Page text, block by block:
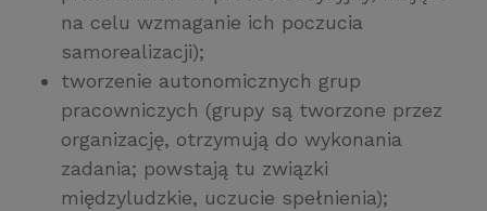
na celu wzmaganie ich poczucia
samorealizacji);
tworzenie autonomicznych grup
pracowniczych (grupy są tworzone przez
organizację, otrzymują do wykonania
zadania; powstają tu związki
międzyludzkie, uczucie spełnienia);